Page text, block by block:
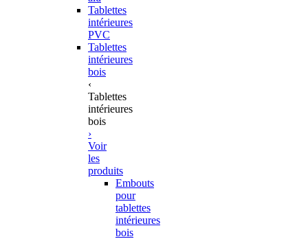
Tablettes
intérieures
PVC
Tablettes
intérieures
bois
‹
Tablettes
intérieures
bois
›
Voir
les
produits
Embouts
pour
tablettes
intérieures
bois